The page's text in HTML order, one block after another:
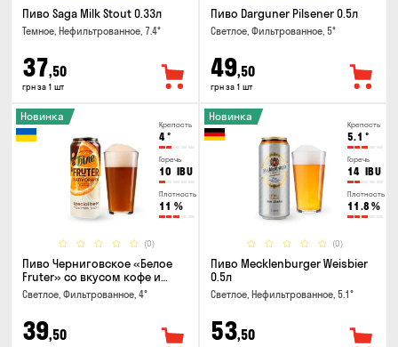
Пиво Saga Milk Stout 0.33л
Темное, Нефильтрованное, 7.4°
37,50
грн за 1 шт
Пиво Darguner Pilsener 0.5л
Светлое, Фильтрованное, 5°
49,50
грн за 1 шт
Крепость
4°
Горечь
10 IBU
Плотность
11 %
(0)
Новинка
Пиво Черниговское «Белое
Fruter» со вкусом кофе и
апельсина 0.5 л
Светлое, Фильтрованное, 4°
39,50
Крепость
5.1 °
Горечь
14 IBU
Плотность
11.8 %
(0)
Новинка
Пиво Mecklenburger Weisbier
0.5л
Светлое, Нефильтрованное, 5.1°
53,50